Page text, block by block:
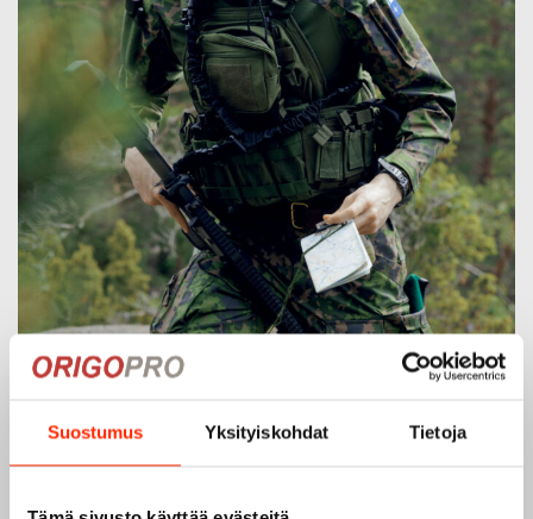
Suostumus Yksityiskohdat Tietoja